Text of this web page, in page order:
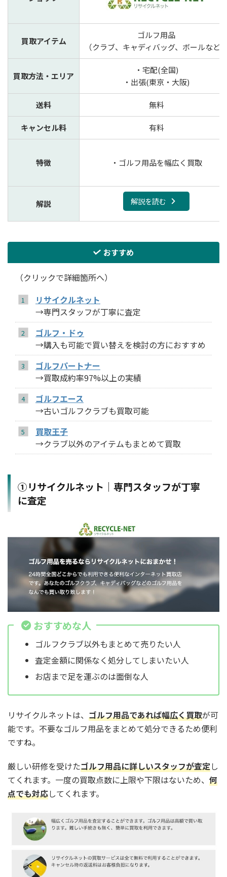
買取アイテム
ゴルフ用品
（クラブ、キャディバッグ、ボールなど
買取方法・エリア
・宅配(全国)
・出張(東京・大阪)
送料 無料
キャンセル料 有料
特徴 ・ゴルフ用品を幅広く買取
解説 解説を読む
おすすめ
（クリックで詳細箇所へ）
リサイクルネット
→専門スタッフが丁寧に査定
ゴルフ・ドゥ
→購入も可能で買い替えを検討の方におすすめ
ゴルフパートナー
→買取成約率97%以上の実績
ゴルフエース
→古いゴルフクラブも買取可能
買取王子
→クラブ以外のアイテムもまとめて買取
①リサイクルネット｜専門スタッフが丁寧
に査定
おすすめな人
ゴルフクラブ以外もまとめて売りたい人
査定金額に関係なく処分してしまいたい人
お店まで足を運ぶのは面倒な人
リサイクルネットは、 ゴルフ用品であれば幅広く買取が可
能です。不要なゴルフ用品をまとめて処分できるため便利
ですね。
厳しい研修を受けたゴルフ用品に詳しいスタッフが査定し
てくれます。一度の買取点数に上限や下限はないため、 何
点でも対応してくれます。